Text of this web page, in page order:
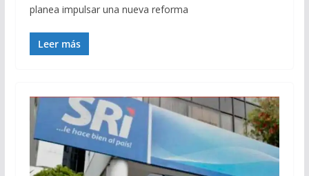
planea impulsar una nueva reforma
Leer más